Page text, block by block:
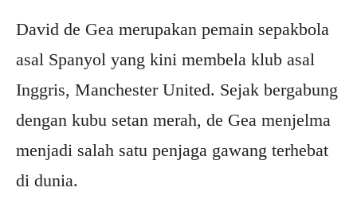
David de Gea merupakan pemain sepakbola
asal Spanyol yang kini membela klub asal
Inggris, Manchester United. Sejak bergabung
dengan kubu setan merah, de Gea menjelma
menjadi salah satu penjaga gawang terhebat
di dunia.